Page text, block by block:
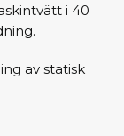
i 40
av statisk